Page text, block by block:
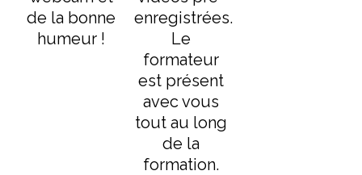
de la bonne
humeur !
enregistrées.
Le
formateur
est présent
avec vous
tout au long
de la
formation.